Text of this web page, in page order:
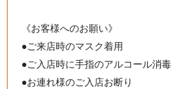
《お客様へのお願い》
●ご来店時のマスク着用
●ご入店時に手指のアルコール消毒
●お連れ様のご入店お断り